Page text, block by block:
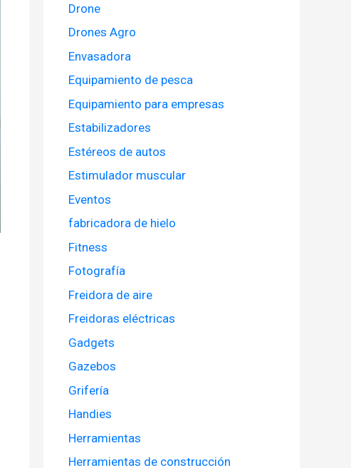
Drone
Drones Agro
Envasadora
Equipamiento de pesca
Equipamiento para empresas
Estabilizadores
Estéreos de autos
Estimulador muscular
Eventos
fabricadora de hielo
Fitness
Fotografía
Freidora de aire
Freidoras eléctricas
Gadgets
Gazebos
Grifería
Handies
Herramientas
Herramientas de construcción